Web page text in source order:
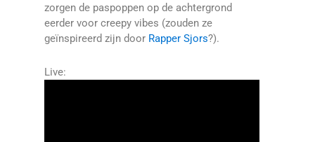
zorgen de paspoppen op de achtergrond
eerder voor creepy vibes (zouden ze
geïnspireerd zijn door Rapper Sjors?).
Live: